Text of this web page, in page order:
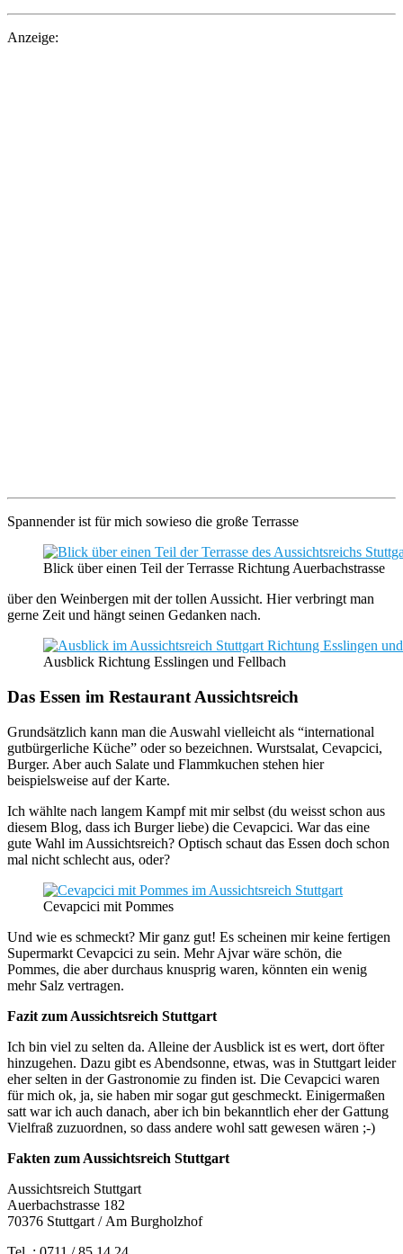
Anzeige:
Spannender ist für mich sowieso die große Terrasse
Blick über einen Teil der Terrasse Richtung Auerbachstrasse
über den Weinbergen mit der tollen Aussicht. Hier verbringt man
gerne Zeit und hängt seinen Gedanken nach.
Ausblick Richtung Esslingen und Fellbach
Das Essen im Restaurant Aussichtsreich
Grundsätzlich kann man die Auswahl vielleicht als “international
gutbürgerliche Küche” oder so bezeichnen. Wurstsalat, Cevapcici,
Burger. Aber auch Salate und Flammkuchen stehen hier
beispielsweise auf der Karte.
Ich wählte nach langem Kampf mit mir selbst (du weisst schon aus
diesem Blog, dass ich Burger liebe) die Cevapcici. War das eine
gute Wahl im Aussichtsreich? Optisch schaut das Essen doch schon
mal nicht schlecht aus, oder?
Cevapcici mit Pommes
Und wie es schmeckt? Mir ganz gut! Es scheinen mir keine fertigen
Supermarkt Cevapcici zu sein. Mehr Ajvar wäre schön, die
Pommes, die aber durchaus knusprig waren, könnten ein wenig
mehr Salz vertragen.
Fazit zum Aussichtsreich Stuttgart
Ich bin viel zu selten da. Alleine der Ausblick ist es wert, dort öfter
hinzugehen. Dazu gibt es Abendsonne, etwas, was in Stuttgart leider
eher selten in der Gastronomie zu finden ist. Die Cevapcici waren
für mich ok, ja, sie haben mir sogar gut geschmeckt. Einigermaßen
satt war ich auch danach, aber ich bin bekanntlich eher der Gattung
Vielfraß zuzuordnen, so dass andere wohl satt gewesen wären ;-)
Fakten zum Aussichtsreich Stuttgart
Aussichtsreich Stuttgart
Auerbachstrasse 182
70376 Stuttgart / Am Burgholzhof